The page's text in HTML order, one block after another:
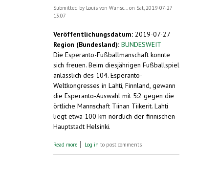
Submitted by Louis von Wunsc...on Sat, 2019-07-27
13:07
Veröffentlichungsdatum: 2019-07-27
Region (Bundesland): BUNDESWEIT
Die Esperanto-Fußballmanschaft konnte
sich freuen. Beim diesjährigen Fußballspiel
anlässlich des 104. Esperanto-
Weltkongresses in Lahti, Finnland, gewann
die Esperanto-Auswahl mit 5:2 gegen die
örtliche Mannschaft Tiinan Tiikerit. Lahti
liegt etwa 100 km nördlich der finnischen
Hauptstadt Helsinki.
Read more about Sieg für Esperanto. Fußballspiel beim
Log in to post comments